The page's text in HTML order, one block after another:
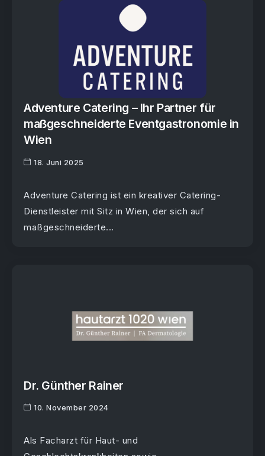
Adventure Catering – Ihr Partner für
maßgeschneiderte Eventgastronomie in
Wien
18. Juni 2025
Adventure Catering ist ein kreativer Catering-
Dienstleister mit Sitz in Wien, der sich auf
maßgeschneiderte...
Dr. Günther Rainer
10. November 2024
Als Facharzt für Haut- und